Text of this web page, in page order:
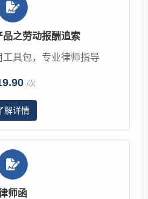
品之劳动报酬追索
具包，专业律师指导
/次
解详情
师函